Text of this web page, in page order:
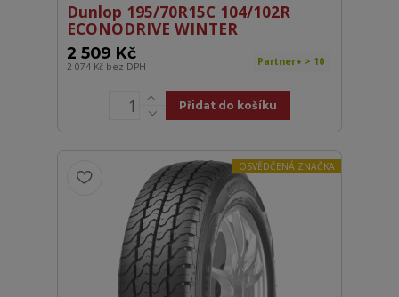
Dunlop 195/70R15C 104/102R
ECONODRIVE WINTER
2 509 Kč
2 074 Kč bez DPH Partner+ > 10
Přidat do košíku
OSVĚDČENÁ ZNAČKA